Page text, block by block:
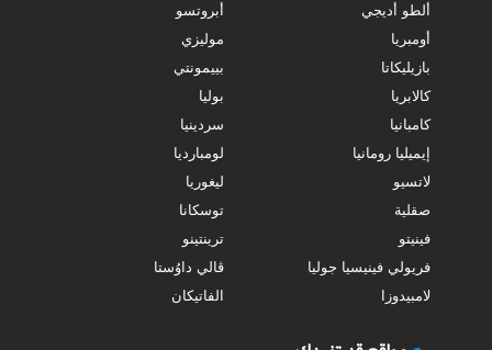
ألطو أديجي
أبروتسو
أومبريا
موليزي
بازيليكاتا
بييمونتي
كالابريا
بوليا
كامبانيا
سردينيا
إيميليا رومانيا
لومبارديا
لاتسيو
ليغوريا
صقلية
توسكانا
فينيتو
ترينتينو
فريولي فينيسيا جوليا
ڤالي داوُستا
لامبيدوزا
الفاتيكان